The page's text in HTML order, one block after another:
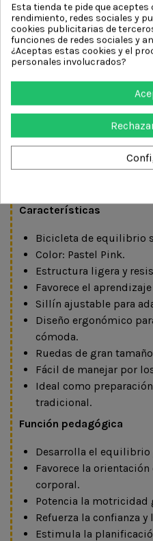
permite que los niños la
diseño ergonómico, junto
ajustable, se adapta al
ofrecer una experiencia
Las ruedas de gran
y suavidad en la
precioso acabado en
estilo moderno y atractivo.
Ideal para fomentar la
Características
Bicicleta de equilibrio
Color: Pastel Pink.
Estructura ligera y
Favorece el
Sillín ajustable para
Diseño ergonómico
cómoda.
Ruedas de gran
Fácil de manejar por
Ideal como
tradicional.
Función pedagógica
Desarrolla el
Favorece la
corporal.
Potencia la motricidad
Refuerza la confianza
Estimula la
Esta tienda te pide que
rendimiento, redes sociales y
cookies publicitarias de
funciones de redes sociales y
¿Aceptas estas cookies y el
personales involucrados?